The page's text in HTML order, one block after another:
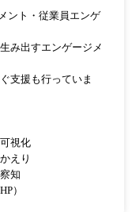
ント・従業員エンゲ
み出すエンゲージメ
支援も行っていま
視化
えり
知
）